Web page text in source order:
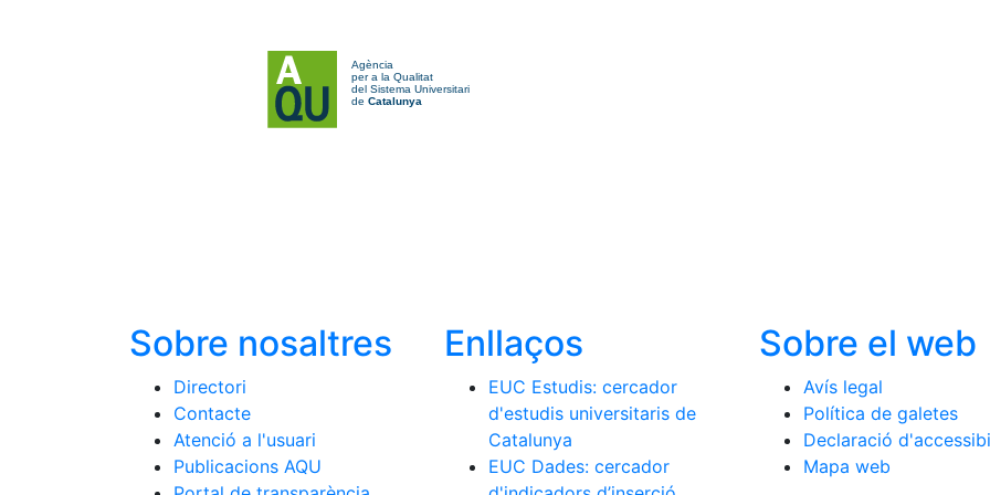
Sobre nosaltres
Directori
Contacte
Atenció a l'usuari
Publicacions AQU
Enllaços
EUC Estudis: cercador
d'estudis universitaris de
Catalunya
EUC Dades: cercador
Sobre el web
Avís legal
Política de galetes
Declaració
Mapa web